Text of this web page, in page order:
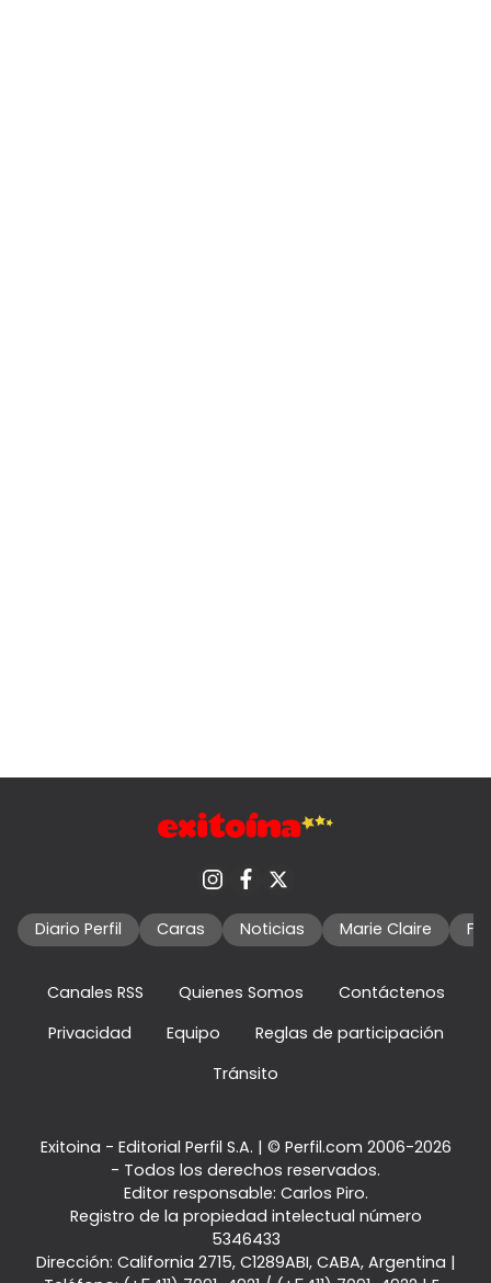
Diario Perfil Caras Noticias Marie Claire
Canales RSS Quienes Somos
Contáctenos
Privacidad
Equipo
Reglas de participación
Tránsito
Exitoina - Editorial Perfil S.A. | © Perfil.com 2006-2026
- Todos los derechos reservados.
Editor responsable: Carlos Piro.
Registro de la propiedad intelectual número
5346433
Dirección: California 2715, C1289ABI, CABA, Argentina |